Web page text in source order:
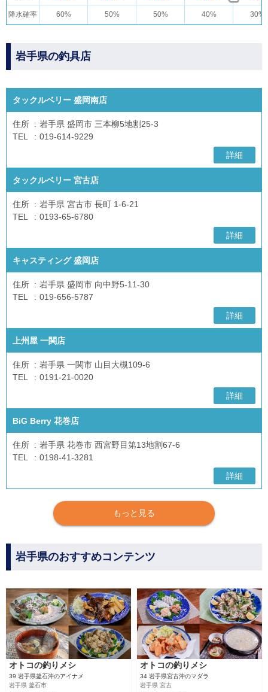
降水確率 60% 50% 50% 40% 30%
岩手県の釣具店
タックルベリー 盛岡南店
住所
岩手県 盛岡市 三本柳5地割25-3
TEL
019-614-9229
詳細
タックルベリー 宮古店
住所
岩手県 宮古市 長町 1-6-21
TEL
0193-65-6780
詳細
キャスティング 盛岡店
住所
岩手県 盛岡市 向中野5-11-30
TEL
019-656-5787
詳細
上州屋 一関店
住所
岩手県 一関市 山目大槻109-6
TEL
0191-21-0020
詳細
BiG Berry 花巻店
住所
岩手県 花巻市 西宮野目第13地割67-6
TEL
0198-41-3281
詳細
もっと見る
岩手県のおすすめコンテンツ
オトコの釣りメシ
39 岩手県釜石沖のアイナメ
岩手県 釜石市
オトコの釣りメシ
34 岩手県宮古沖のマダラ
岩手県 宮古